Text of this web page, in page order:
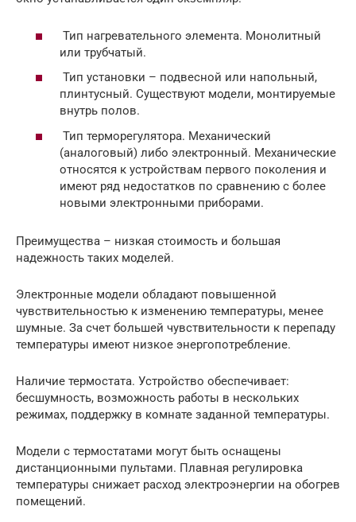
Тип нагревательного элемента. Монолитный
или трубчатый.
Тип установки – подвесной или напольный,
плинтусный. Существуют модели, монтируемые
внутрь полов.
Тип терморегулятора. Механический
(аналоговый) либо электронный. Механические
относятся к устройствам первого поколения и
имеют ряд недостатков по сравнению с более
новыми электронными приборами.
Преимущества – низкая стоимость и большая
надежность таких моделей.
Электронные модели обладают повышенной
чувствительностью к изменению температуры, менее
шумные. За счет большей чувствительности к перепаду
температуры имеют низкое энергопотребление.
Наличие термостата. Устройство обеспечивает:
бесшумность, возможность работы в нескольких
режимах, поддержку в комнате заданной температуры.
Модели с термостатами могут быть оснащены
дистанционными пультами. Плавная регулировка
температуры снижает расход электроэнергии на обогрев
помещений.